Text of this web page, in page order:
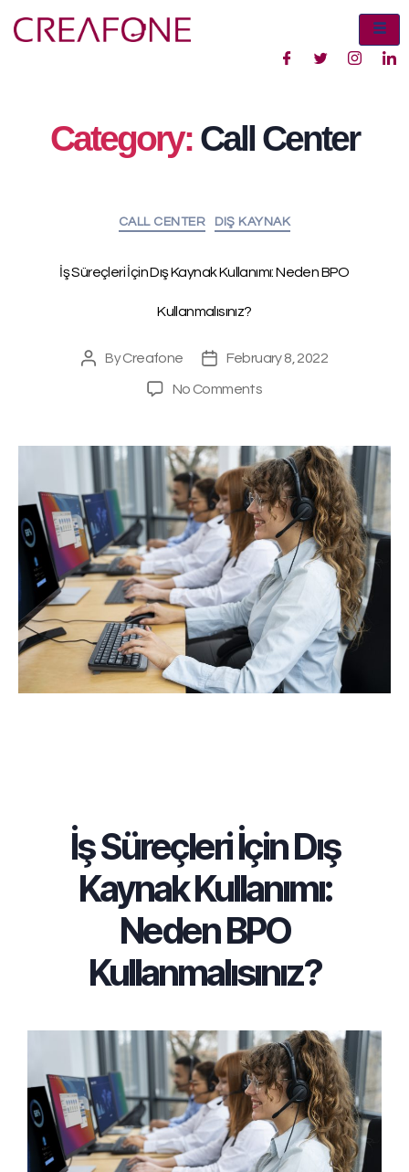
Category: Call Center
CALL CENTER DIŞ KAYNAK
İş Süreçleri İçin Dış Kaynak Kullanımı: Neden BPO
Kullanmalısınız?
ByCreafone February 8, 2022
No Comments
İş Süreçleri İçin Dış
Kaynak Kullanımı:
Neden BPO
Kullanmalısınız?